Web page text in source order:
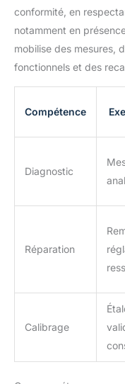
conformité, en
notamment en
mobilise des mesures,
fonctionnels et des
Compétence
Diagnostic
Réparation
Calibrage